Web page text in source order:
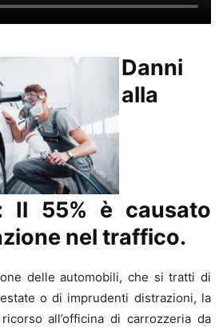
Danni
alla
Il 55% è causato
nel traffico.
delle automobili, che si tratti di
o di imprudenti distrazioni, la
all’officina di carrozzeria da